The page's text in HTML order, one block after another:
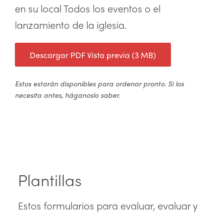
en su local Todos los eventos o el
lanzamiento de la iglesia.
Descargar PDF Vista previa (3 MB)
Estos estarán disponibles para ordenar pronto. Si los
necesita antes, háganoslo saber.
Plantillas
Estos formularios para evaluar, evaluar y